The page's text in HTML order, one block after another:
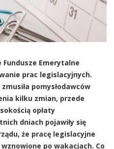
Emerytalne
prac legislacyjnych.
pomysłodawców
kilku zmian, przede
opłaty
dniach pojawiły się
że pracę legislacyjne
po wakacjach. Co